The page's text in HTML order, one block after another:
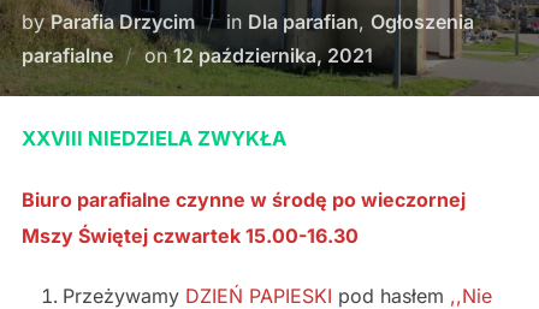
byParafia Drzycim in Dla parafian, Ogłoszenia
parafialne
onPosted
on
12 października, 2021
XXVIII NIEDZIELA ZWYKŁA
Biuro parafialne czynne w środę po wieczornej
Mszy Świętej czwartek 15.00-16.30
Przeżywamy DZIEŃ PAPIESKI pod hasłem ,,Nie